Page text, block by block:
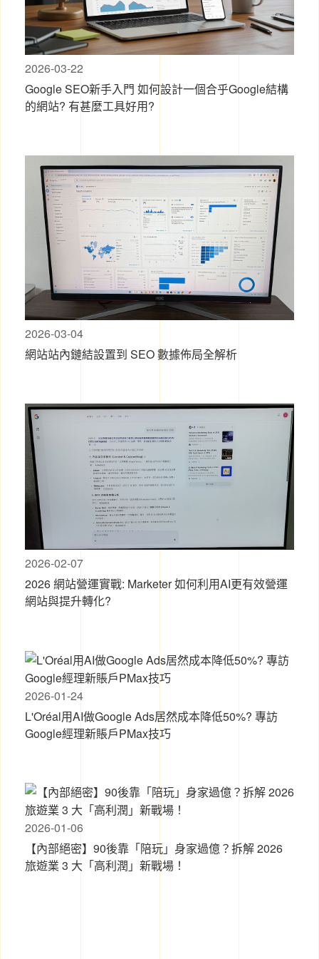
2026-03-22
Google SEO新手入門 如何設計一個合乎Google結構
的網站? 有甚麼工具好用?
2026-03-04
網站站內鏈結設置到 SEO 數據佈局全解析
2026-02-07
2026 網站營運實戰: Marketer 如何利用AI更有效營運
網站與提升轉化?
2026-01-24
L'Oréal用AI做Google Ads居然成本降低50%? 專訪
Google經理新賬戶PMax技巧
2026-01-06
【內部絕密】90後靠「陪玩」身家過億？拆解 2026
旅遊業 3 大「高利潤」新戰場！